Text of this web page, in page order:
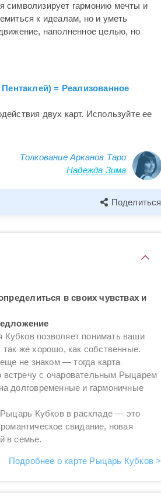
символизирует гармонию мечты и
к идеалам, но и уметь
наполненное целью, но
= Реализованное
двух карт. Используйте ее
Толкование Арканов Таро
Надежда Зима
Поделиться
в своих чувствах и
позволяет понимать ваши
же хорошо, как собственные.
не знаком — тогда карта
с очаровательным Рыцарем
долговременные и гармоничные
Кубков в раскладе — это
свидание, новая
в семье.
Подробнее о карте Рыцарь Кубков >